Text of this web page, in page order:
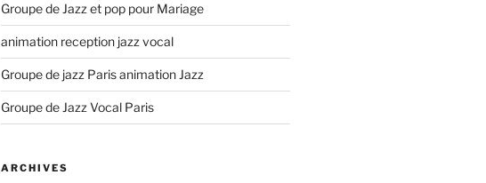
Groupe de Jazz et pop pour Mariage
animation reception jazz vocal
Groupe de jazz Paris animation Jazz
Groupe de Jazz Vocal Paris
ARCHIVES